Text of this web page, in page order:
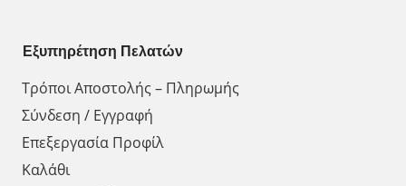
Εξυπηρέτηση Πελατών
Τρόποι Αποστολής – Πληρωμής
Σύνδεση / Εγγραφή
Επεξεργασία Προφίλ
Καλάθι